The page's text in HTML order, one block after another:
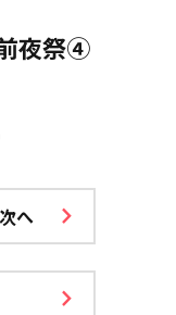
夜祭④
次へ